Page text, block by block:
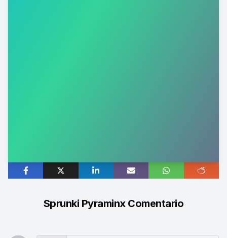
Sprunki Pyraminx Comentario